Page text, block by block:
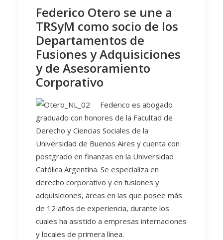
Federico Otero se une a
TRSyM como socio de los
Departamentos de
Fusiones y Adquisiciones
y de Asesoramiento
Corporativo
Federico es abogado
graduado con honores de la Facultad de
Derecho y Ciencias Sociales de la
Universidad de Buenos Aires y cuenta con
postgrado en finanzas en la Universidad
Católica Argentina. Se especializa en
derecho corporativo y en fusiones y
adquisiciones, áreas en las que posee más
de 12 años de experiencia, durante los
cuales ha asistido a empresas internaciones
y locales de primera línea.